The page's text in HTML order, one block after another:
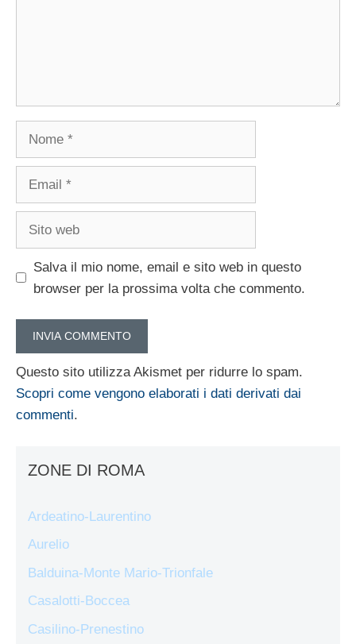
Salva il mio nome, email e sito web in questo
browser per la prossima volta che commento.
Questo sito utilizza Akismet per ridurre lo spam.
Scopri come vengono elaborati i dati derivati dai
commenti.
ZONE DI ROMA
Ardeatino-Laurentino
Aurelio
Balduina-Monte Mario-Trionfale
Casalotti-Boccea
Casilino-Prenestino